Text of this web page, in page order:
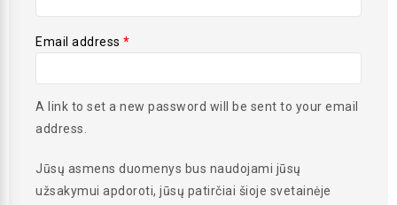
Email address *
A link to set a new password will be sent to your email
address.
Jūsų asmens duomenys bus naudojami jūsų
užsakymui apdoroti, jūsų patirčiai šioje svetainėje